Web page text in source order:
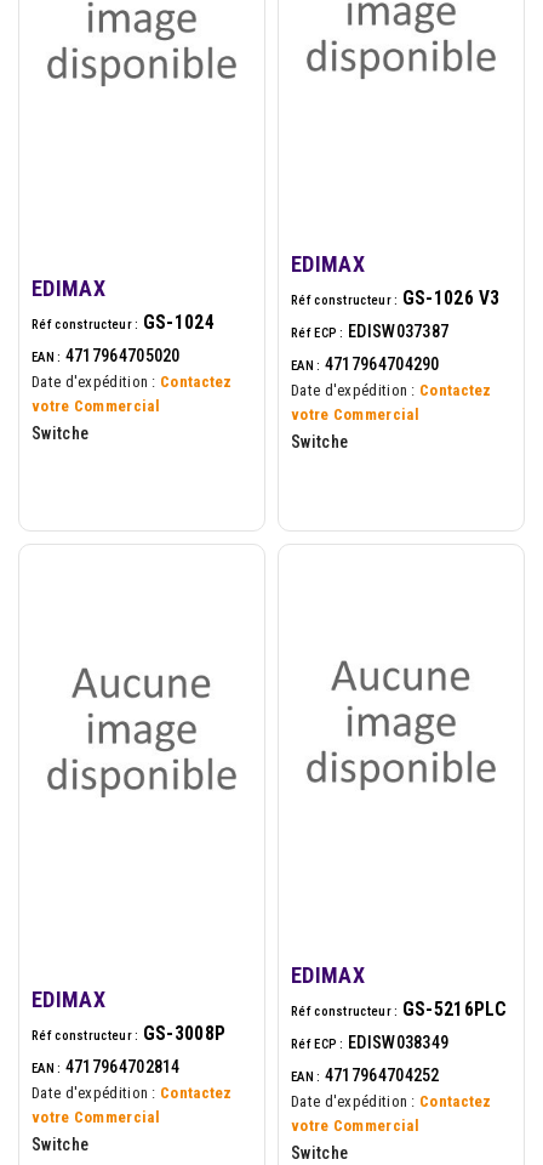
EDIMAX
Réf constructeur : GS-1024
EAN : 4717964705020
Date d'expédition : Contactez
votre Commercial
Switche
EDIMAX
Réf constructeur : GS-1026 V3
Réf ECP : EDISW037387
EAN : 4717964704290
Date d'expédition : Contactez
votre Commercial
Switche
EDIMAX
Réf constructeur : GS-3008P
EAN : 4717964702814
Date d'expédition : Contactez
votre Commercial
Switche
EDIMAX
Réf constructeur : GS-5216PLC
Réf ECP : EDISW038349
EAN : 4717964704252
Date d'expédition : Contactez
votre Commercial
Switche